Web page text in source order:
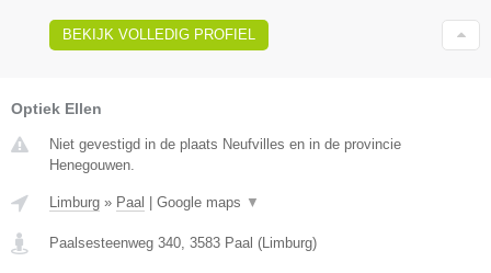
BEKIJK VOLLEDIG PROFIEL
Optiek Ellen
Niet gevestigd in de plaats Neufvilles en in de provincie
Henegouwen.
Limburg » Paal Google maps ▼
Paalsesteenweg 340 3583 Paal ( Limburg)